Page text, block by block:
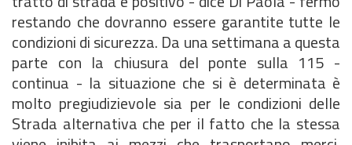
restando che dovranno essere garantite tutte le
condizioni di sicurezza. Da una settimana a questa
parte con la chiusura del ponte sulla 115 -
continua - la situazione che si è determinata è
molto pregiudizievole sia per le condizioni delle
Strada alternativa che per il fatto che la stessa